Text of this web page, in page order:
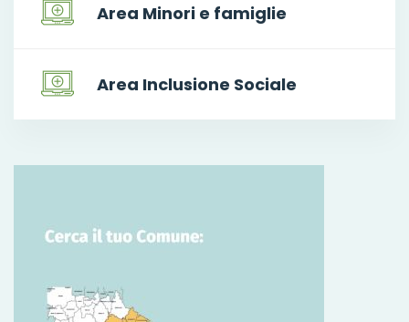
Area Minori e famiglie
Area Inclusione Sociale